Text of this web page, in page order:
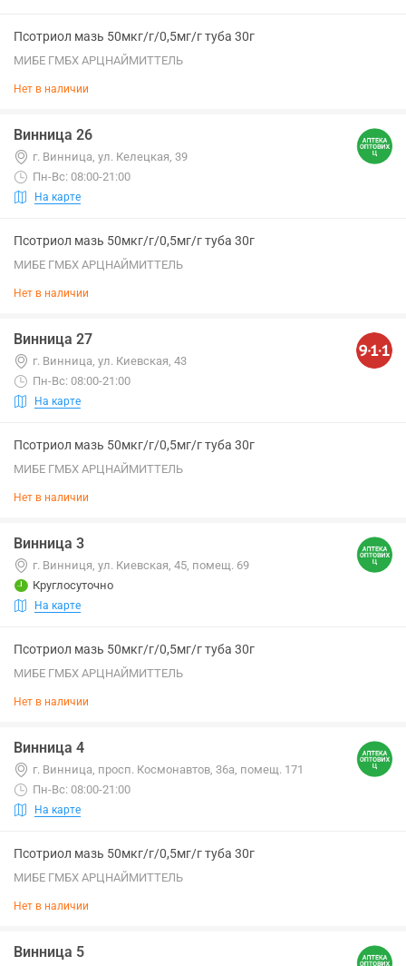
Псотриол мазь 50мкг/г/0,5мг/г туба 30г
МИБЕ ГМБХ АРЦНАЙМИТТЕЛЬ
Нет в наличии
Винница 26
г. Винница, ул. Келецкая, 39
Пн-Вс: 08:00-21:00
На карте
Псотриол мазь 50мкг/г/0,5мг/г туба 30г
МИБЕ ГМБХ АРЦНАЙМИТТЕЛЬ
Нет в наличии
Винница 27
г. Винница, ул. Киевская, 43
Пн-Вс: 08:00-21:00
На карте
Псотриол мазь 50мкг/г/0,5мг/г туба 30г
МИБЕ ГМБХ АРЦНАЙМИТТЕЛЬ
Нет в наличии
Винница 3
г. Винниця, ул. Киевская, 45, помещ. 69
Круглосуточно
На карте
Псотриол мазь 50мкг/г/0,5мг/г туба 30г
МИБЕ ГМБХ АРЦНАЙМИТТЕЛЬ
Нет в наличии
Винница 4
г. Винница, просп. Космонавтов, 36а, помещ. 171
Пн-Вс: 08:00-21:00
На карте
Псотриол мазь 50мкг/г/0,5мг/г туба 30г
МИБЕ ГМБХ АРЦНАЙМИТТЕЛЬ
Нет в наличии
Винница 5